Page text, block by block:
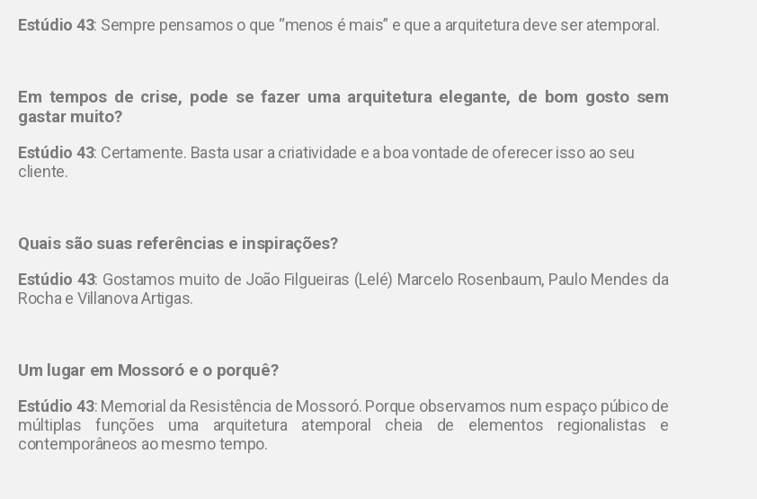
Estúdio 43: Sempre pensamos o que “menos é mais” e que a arquitetura deve ser atemporal.
Em tempos de crise, pode se fazer uma arquitetura elegante, de bom gosto sem
gastar muito?
Estúdio 43: Certamente. Basta usar a criatividade e a boa vontade de oferecer isso ao seu
cliente.
Quais são suas referências e inspirações?
Estúdio 43: Gostamos muito de João Filgueiras (Lelé) Marcelo Rosenbaum, Paulo Mendes da
Rocha e Villanova Artigas.
Um lugar em Mossoró e o porquê?
Estúdio 43: Memorial da Resistência de Mossoró. Porque observamos num espaço púbico de
múltiplas funções uma arquitetura atemporal cheia de elementos regionalistas e
contemporâneos ao mesmo tempo.